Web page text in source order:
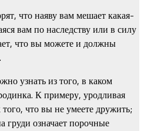
что наяву вам мешает какая-
вам по наследству или в силу
что вы можете и должны
узнать из того, в каком
К примеру, уродливая
что вы не умеете дружить;
груди означает порочные